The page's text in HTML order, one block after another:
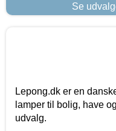
Se
Lepong.dk er en
lamper til bolig, have
udvalg.